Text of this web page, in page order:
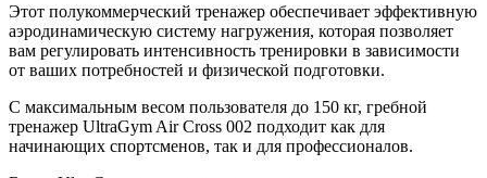
Этот полукоммерческий тренажер обеспечивает эффективную
аэродинамическую систему нагружения, которая позволяет
вам регулировать интенсивность тренировки в зависимости
от ваших потребностей и физической подготовки.
С максимальным весом пользователя до 150 кг, гребной
тренажер UltraGym Air Cross 002 подходит как для
начинающих спортсменов, так и для профессионалов.